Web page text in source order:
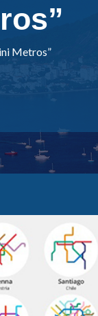
Metros”